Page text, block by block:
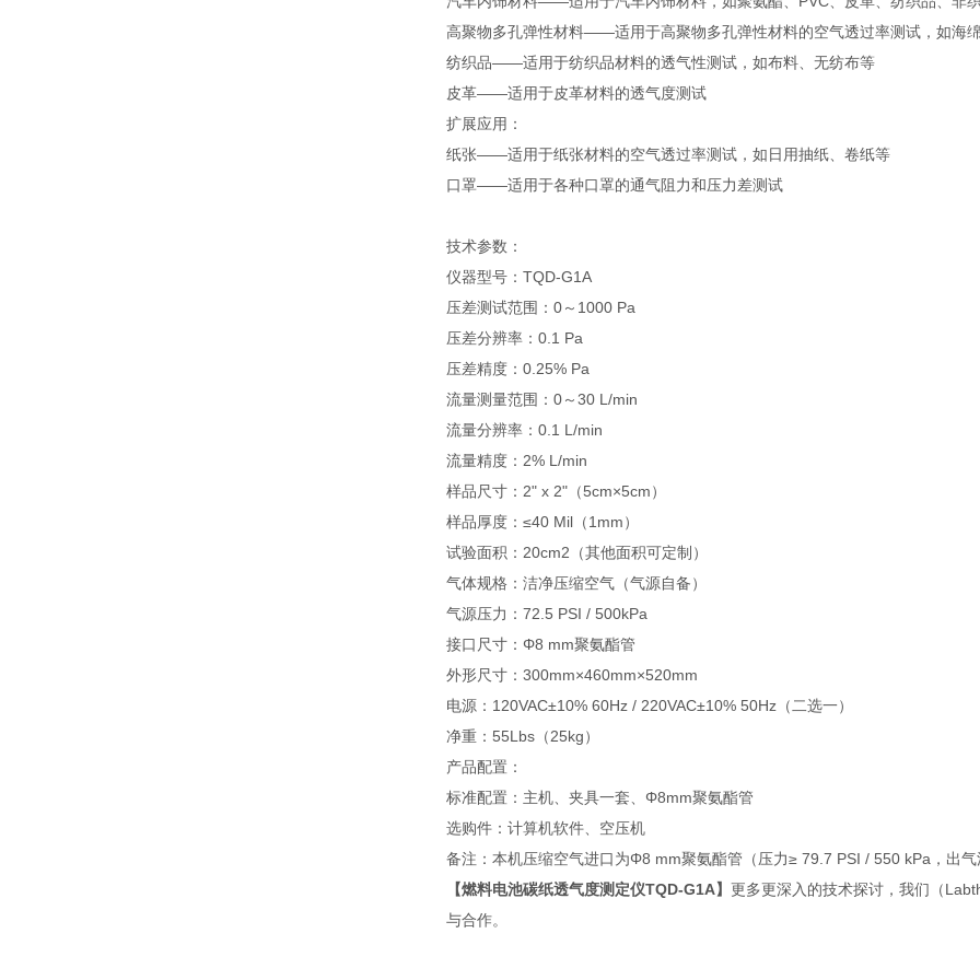
高聚物多孔弹性材料——适用于高聚物多孔弹性材料的空气透过率测试，如海
纺织品——适用于纺织品材料的透气性测试，如布料、无纺布等
皮革——适用于皮革材料的透气度测试
扩展应用：
纸张——适用于纸张材料的空气透过率测试，如日用抽纸、卷纸等
口罩——适用于各种口罩的通气阻力和压力差测试
技术参数：
仪器型号：TQD-G1A
压差测试范围：0～1000 Pa
压差分辨率：0.1 Pa
压差精度：0.25% Pa
流量测量范围：0～30 L/min
流量分辨率：0.1 L/min
流量精度：2% L/min
样品尺寸：2" x 2"（5cm×5cm）
样品厚度：≤40 Mil（1mm）
试验面积：20cm2（其他面积可定制）
气体规格：洁净压缩空气（气源自备）
气源压力：72.5 PSI / 500kPa
接口尺寸：Φ8 mm聚氨酯管
外形尺寸：300mm×460mm×520mm
电源：120VAC±10% 60Hz / 220VAC±10% 50Hz（二选一）
净重：55Lbs（25kg）
产品配置：
标准配置：主机、夹具一套、Φ8mm聚氨酯管
选购件：计算机软件、空压机
备注：本机压缩空气进口为Φ8 mm聚氨酯管（压力≥ 79.7 PSI / 550 kPa，出
【燃料电池碳纸透气度测定仪TQD-G1A】 更多更深入的技术探讨，我们（
与合作。